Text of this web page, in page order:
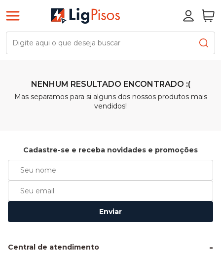
NENHUM RESULTADO ENCONTRADO :(
Mas separamos para si alguns dos nossos produtos mais
vendidos!
Cadastre-se e receba novidades e promoções
Enviar
Central de atendimento